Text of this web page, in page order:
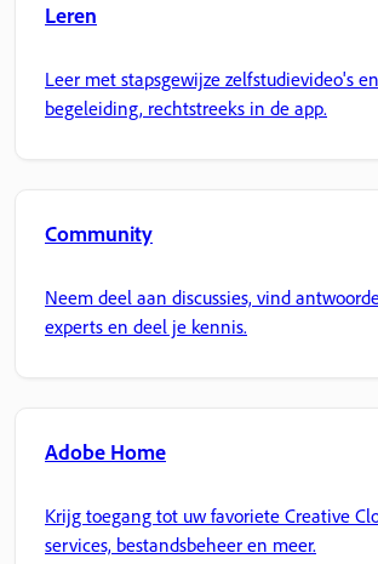
Leren
Leer met stapsgewijze zelfstudievideo's
begeleiding, rechtstreeks in de app.
Community
Neem deel aan discussies, vind
experts en deel je kennis.
Adobe Home
Krijg toegang tot uw favoriete Creative
services, bestandsbeheer en meer.